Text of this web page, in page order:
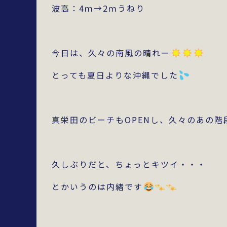
波高：4ｍ→2ｍうねり
今日は、久々の南風の晴れー
とっても夏日よりな沖縄でした
真栄田のビーチもOPENし、久々のあの階
久しぶりだと、ちょっとキツイ・・・
とかいうのは内緒です